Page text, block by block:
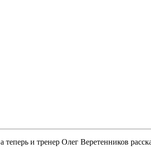
и тренер Олег Веретенников